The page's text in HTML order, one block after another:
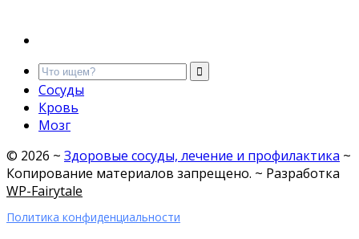
Сосуды
Кровь
Мозг
© 2026 ~ Здоровые сосуды, лечение и профилактика ~
Копирование материалов запрещено. ~ Разработка
WP-Fairytale
Политика конфиденциальности